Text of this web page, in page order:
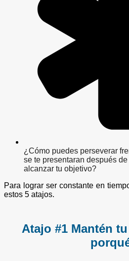
¿Cómo puedes perseverar
se te presentaran después
alcanzar tu objetivo?
Para lograr ser constante en
estos 5 atajos.
Atajo #1 Mantén